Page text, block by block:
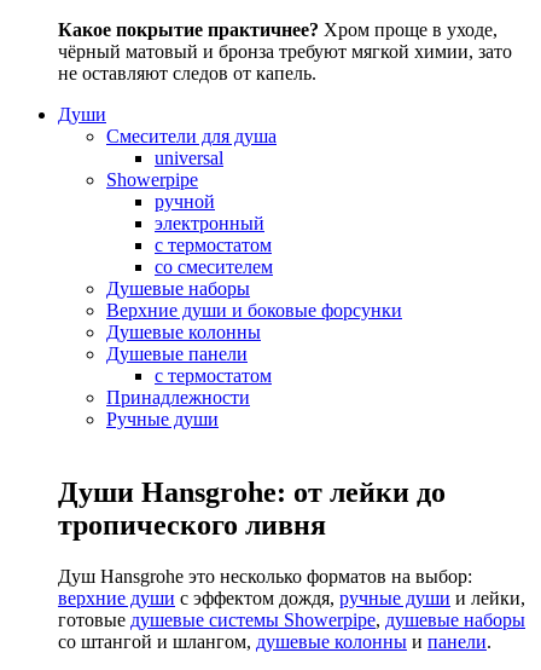
Какое покрытие практичнее? Хром проще в уходе,
чёрный матовый и бронза требуют мягкой химии, зато
не оставляют следов от капель.
Души
Смесители для душа
universal
Showerpipe
ручной
электронный
с термостатом
со смесителем
Душевые наборы
Верхние души и боковые форсунки
Душевые колонны
Душевые панели
с термостатом
Принадлежности
Ручные души
Души Hansgrohe: от лейки до
тропического ливня
Душ Hansgrohe это несколько форматов на выбор:
верхние души с эффектом дождя, ручные души и лейки,
готовые душевые системы Showerpipe, душевые наборы
со штангой и шлангом, душевые колонны и панели.